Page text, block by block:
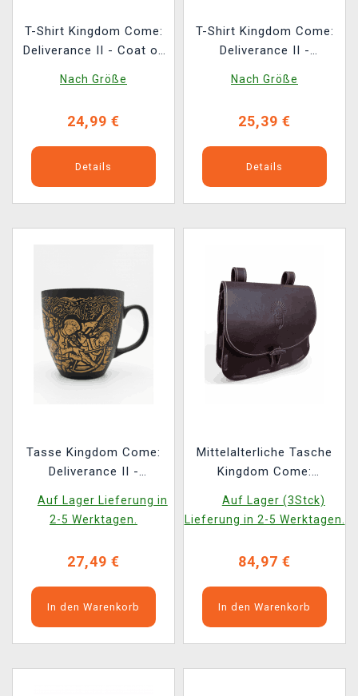
T-Shirt Kingdom Come:
Deliverance II - Coat of
Nach Größe
24,99 €
Details
T-Shirt Kingdom Come:
Deliverance II -
Nach Größe
25,39 €
Details
Tasse Kingdom Come:
Deliverance II -
Auf Lager Lieferung in
2-5 Werktagen.
27,49 €
In den Warenkorb
Mittelalterliche Tasche
Kingdom Come:
Auf Lager (3Stck)
Lieferung in 2-5 Werktagen.
84,97 €
In den Warenkorb